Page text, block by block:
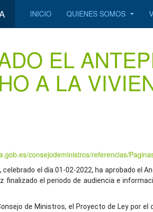
INICIO QUIENES SOMOS
EL
A LA
consejodeministros/referencias/
celebrado el día 01-02-2022, ha aprobado el
finalizado el periodo de audiencia e
de Ministros, el Proyecto de Ley por